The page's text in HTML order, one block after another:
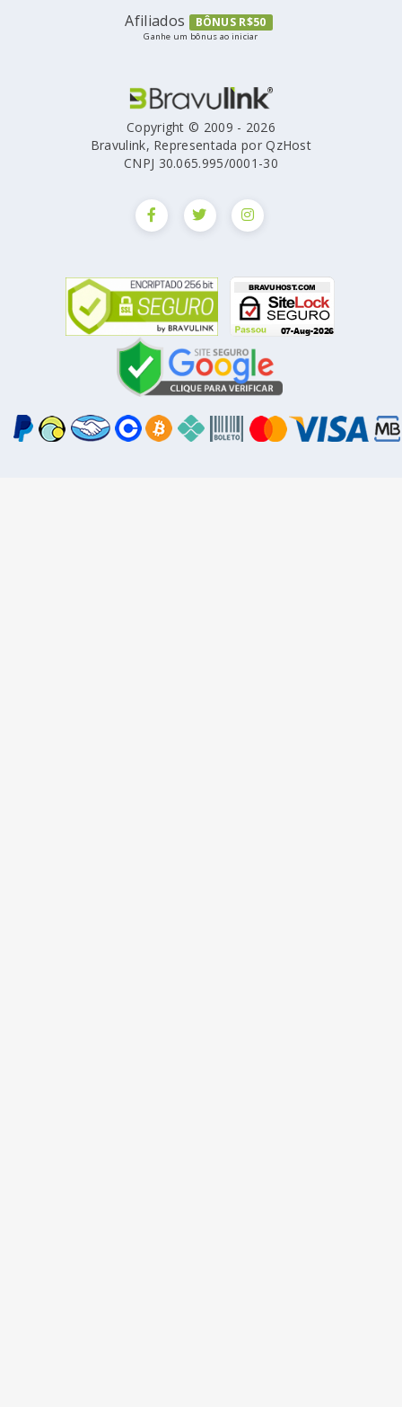
Afiliados BÔNUS R$50
Ganhe um bônus ao iniciar
Copyright © 2009 - 2026
Bravulink, Representada por QzHost
CNPJ 30.065.995/0001-30